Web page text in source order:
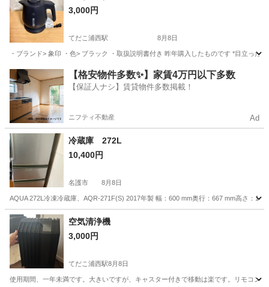
3,000円
てだこ浦西駅 8月8日
・ブランド> 象印 ・色> ブラック ・取扱説明書付き 昨年購入したものです *目立っ
沖縄 沖縄市 てだこ浦西駅 キッチン家電
【格安物件多数✨】家賃4万円以下多数
【保証人ナシ】賃貸物件多数掲載！
ニフティ不動産 Ad
冷蔵庫 272L
10,400円
名護市 8月8日
AQUA 272L冷凍冷蔵庫、AQR-271F(S) 2017年製 幅：600 mm奥行：667 mm高さ：
沖縄 名護市 キッチン家電
空気清浄機
3,000円
てだこ浦西駅8月8日
使用期間、一年未満です。大きいですが、キャスター付きで移動は楽です。リモコン